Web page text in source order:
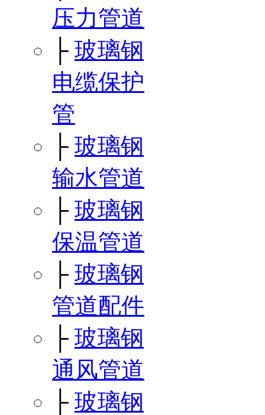
压力管道
├ 玻璃钢
电缆保护
管
├ 玻璃钢
输水管道
├ 玻璃钢
保温管道
├ 玻璃钢
管道配件
├ 玻璃钢
通风管道
├ 玻璃钢